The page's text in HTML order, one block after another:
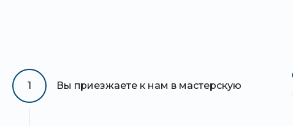
1 Вы приезжаете к нам в мастерскую